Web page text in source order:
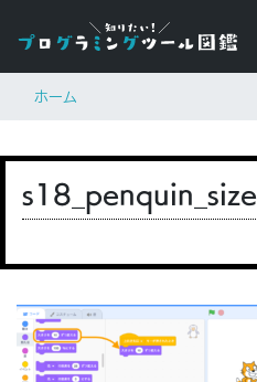
ホーム
s18_penquin_size